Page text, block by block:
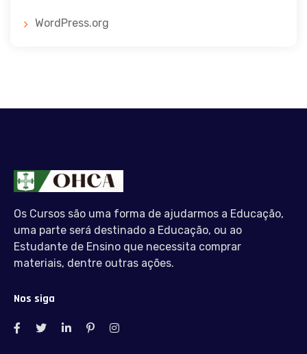
WordPress.org
Os Cursos são uma forma de ajudarmos a Educação,
uma parte será destinado a Educação, ou ao
Estudante de Ensino que necessita comprar
materiais, dentre outras ações.
Nos siga